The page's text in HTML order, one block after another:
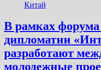
Китай
В рамках
дипломатии
разработают
молодежные